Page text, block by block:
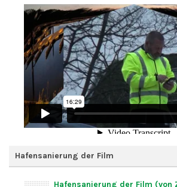
Hafensanierung der Film
Hafensanierung der Film (von